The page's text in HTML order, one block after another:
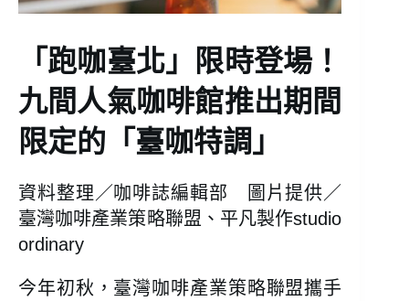
「跑咖臺北」限時登場！
九間人氣咖啡館推出期間
限定的「臺咖特調」
資料整理／咖啡誌編輯部 圖片提供／
臺灣咖啡產業策略聯盟、平凡製作studio
ordinary
今年初秋，臺灣咖啡產業策略聯盟攜手